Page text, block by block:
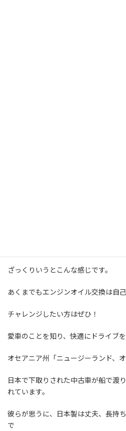
ざっくりいうとこんな感じです。
あくまでもエンジンオイル交換は自
チャレンジしたい方はぜひ！
愛車のことを知り、快適にドライブを
オセアニア州「ニュージーランド、
日本で下取りされた中古車が船で渡
れています。
彼らが思うに、日本製は丈夫、長持
で